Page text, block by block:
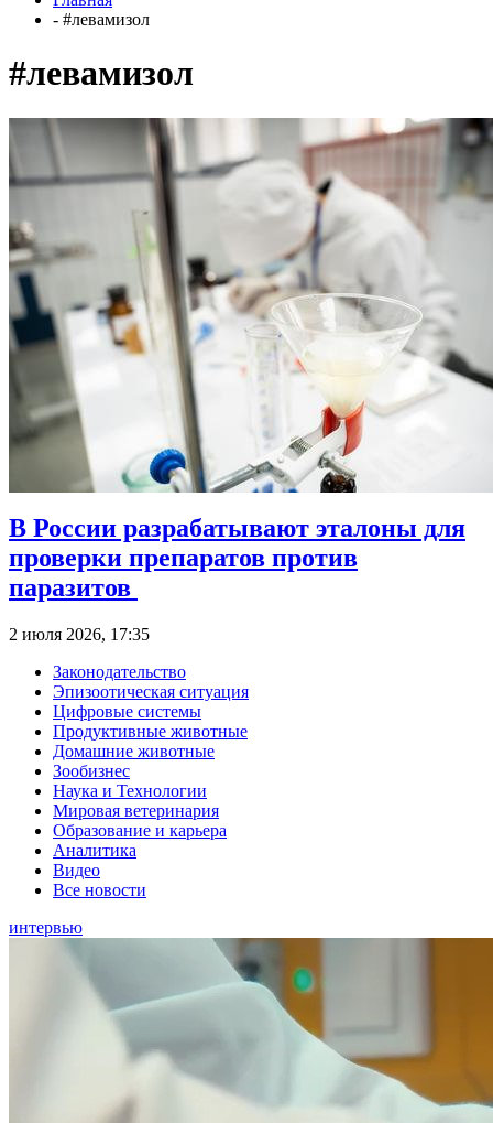
- #левамизол
#левамизол
В России разрабатывают эталоны для
проверки препаратов против
паразитов
2 июля 2026, 17:35
Законодательство
Эпизоотическая ситуация
Цифровые системы
Продуктивные животные
Домашние животные
Зообизнес
Наука и Технологии
Мировая ветеринария
Образование и карьера
Аналитика
Видео
Все новости
интервью